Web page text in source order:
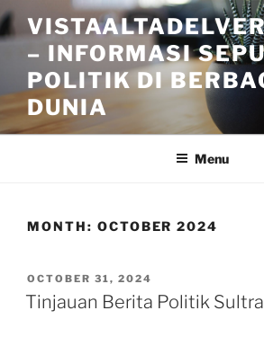
Skip
to
content– INFORMASI
POLITIK DI
DUNIA
Menu
MONTH: OCTOBER 2024
POSTED
ON
OCTOBER 31, 2024
Tinjauan Berita Politik